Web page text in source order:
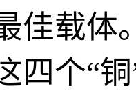
佳载体
四个“